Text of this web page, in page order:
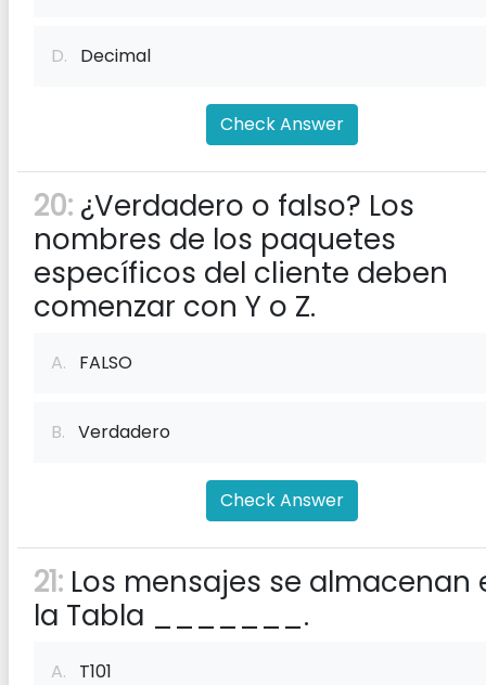
D. Decimal
Check Answer
20: ¿Verdadero o falso? Los
nombres de los paquetes
específicos del cliente deben
comenzar con Y o Z.
A. FALSO
B. Verdadero
Check Answer
21: Los mensajes se almacenan
la Tabla _______.
A. T101